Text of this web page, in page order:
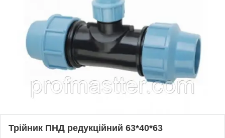
Трійник ПНД редукційний 63*40*63